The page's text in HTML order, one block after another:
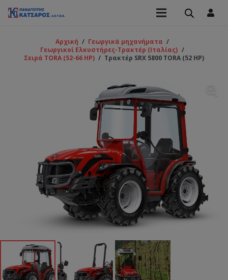
Αρχική / Γεωργικά μηχανήματα /
Γεωργικοί Ελκυστήρες-Τρακτέρ (Ιταλίας) /
Σειρά TORA (52-66 HP) / Τρακτέρ SRX 5800 TORA (52 HP)